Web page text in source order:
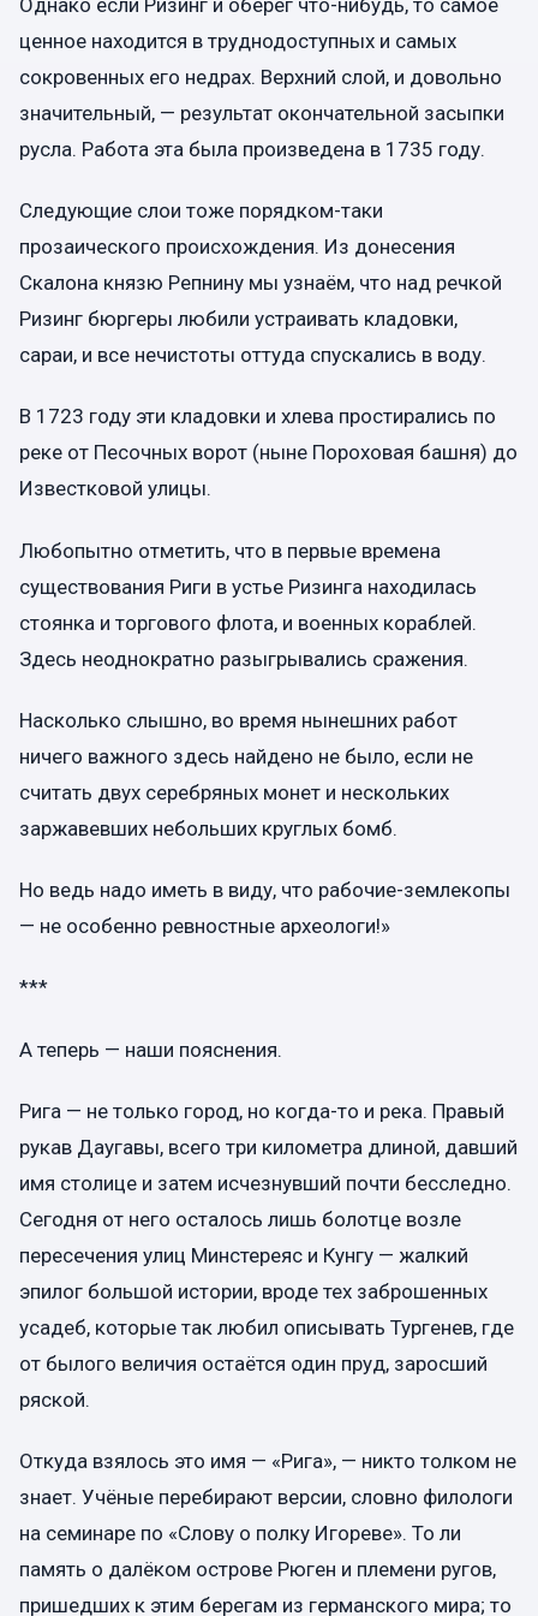
ценное находится в труднодоступных и самых
сокровенных его недрах. Верхний слой, и довольно
значительный, — результат окончательной засыпки
русла. Работа эта была произведена в 1735 году.
Следующие слои тоже порядком-таки
прозаического происхождения. Из донесения
Скалона князю Репнину мы узнаём, что над речкой
Ризинг бюргеры любили устраивать кладовки,
сараи, и все нечистоты оттуда спускались в воду.
В 1723 году эти кладовки и хлева простирались по
реке от Песочных ворот (ныне Пороховая башня) до
Известковой улицы.
Любопытно отметить, что в первые времена
существования Риги в устье Ризинга находилась
стоянка и торгового флота, и военных кораблей.
Здесь неоднократно разыгрывались сражения.
Насколько слышно, во время нынешних работ
ничего важного здесь найдено не было, если не
считать двух серебряных монет и нескольких
заржавевших небольших круглых бомб.
Но ведь надо иметь в виду, что рабочие-землекопы
— не особенно ревностные археологи!»
***
А теперь — наши пояснения.
Рига — не только город, но когда-то и река. Правый
рукав Даугавы, всего три километра длиной, давший
имя столице и затем исчезнувший почти бесследно.
Сегодня от него осталось лишь болотце возле
пересечения улиц Минстереяс и Кунгу — жалкий
эпилог большой истории, вроде тех заброшенных
усадеб, которые так любил описывать Тургенев, где
от былого величия остаётся один пруд, заросший
ряской.
Откуда взялось это имя — «Рига», — никто толком не
знает. Учёные перебирают версии, словно филологи
на семинаре по «Слову о полку Игореве». То ли
память о далёком острове Рюген и племени ругов,
пришедших к этим берегам из германского мира; то